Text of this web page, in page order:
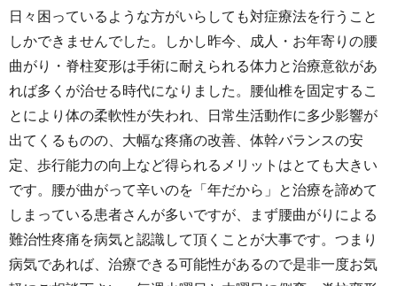
日々困っているような方がいらしても対症療法を行うこと
しかできませんでした。しかし昨今、成人・お年寄りの腰
曲がり・脊柱変形は手術に耐えられる体力と治療意欲があ
れば多くが治せる時代になりました。腰仙椎を固定するこ
とにより体の柔軟性が失われ、日常生活動作に多少影響が
出てくるものの、大幅な疼痛の改善、体幹バランスの安
定、歩行能力の向上など得られるメリットはとても大きい
です。腰が曲がって辛いのを「年だから」と治療を諦めて
しまっている患者さんが多いですが、まず腰曲がりによる
難治性疼痛を病気と認識して頂くことが大事です。つまり
病気であれば、治療できる可能性があるので是非一度お気